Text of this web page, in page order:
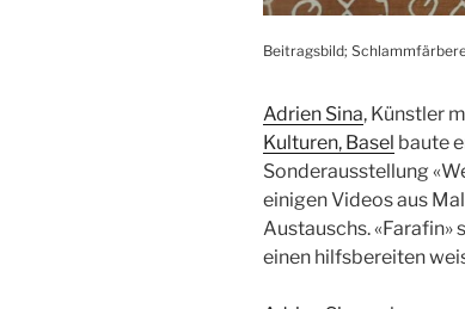
Beitragsbild;
Adrien Sina, Künstler
Kulturen, Basel baute
Sonderausstellung
einigen Videos aus
Austauschs. «Farafin»
einen hilfsbereiten